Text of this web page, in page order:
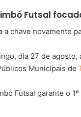
Futsal
a chave novamente
dia 27 de
Municipais de